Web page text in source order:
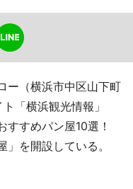
ー（横浜市中区山下町
「横浜観光情報」
すめパン屋10選！
を開設している。